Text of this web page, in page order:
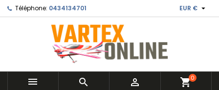
Téléphone: 0434134701 EUR € 
   shopping_cart0